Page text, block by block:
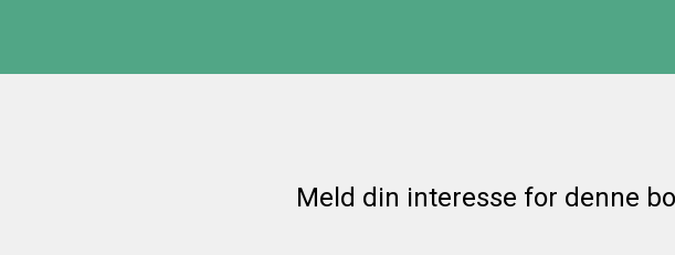
Meld din interesse for denne